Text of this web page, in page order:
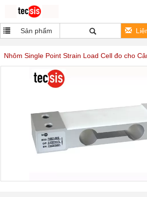
Sản phẩm
Nhôm Single Point Strain Load Cell đo cho